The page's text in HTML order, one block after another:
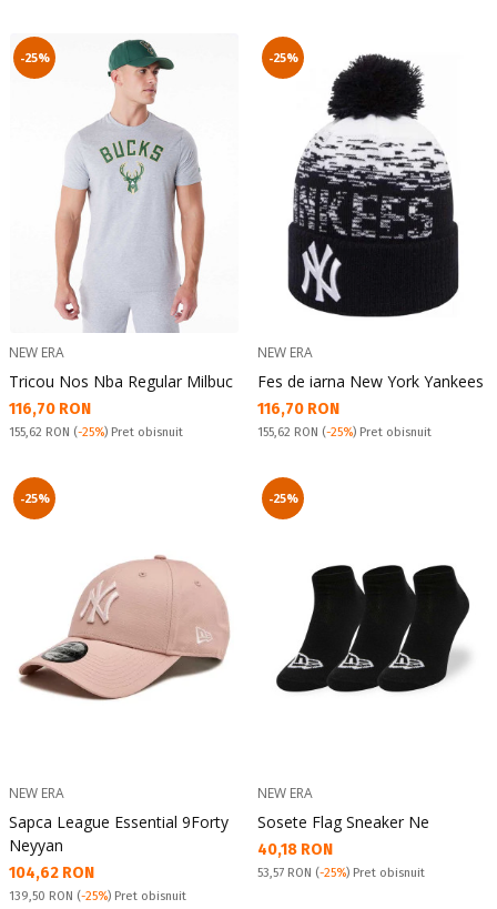
-25%
NEW ERA
Tricou Nos Nba Regular Milbuc
Текуща цена:
116,70 RON
Pret obisnuit:
155,62 RON (-25%) Pret obisnuit
-25%
NEW ERA
Fes de iarna New York Yankees
Текуща цена:
116,70 RON
Pret obisnuit:
155,62 RON (-25%) Pret obisnuit
-25%
NEW ERA
Sapca League Essential 9Forty
Neyyan
Текуща цена:
104,62 RON
Pret obisnuit:
139,50 RON (-25%) Pret obisnuit
-25%
NEW ERA
Sosete Flag Sneaker Ne
Текуща цена:
40,18 RON
Pret obisnuit:
53,57 RON (-25%) Pret obisnuit